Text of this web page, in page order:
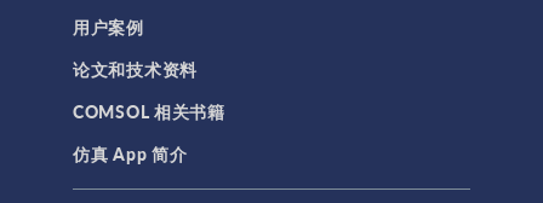
COMSOL 5.6
COMSOL 5.6 预发行版 1
COMSOL 5.5 更新 3
COMSOL 5.5 更新 2(5.5.0.352)
用户案例
论文和技术资料
COMSOL 相关书籍
仿真 App 简介